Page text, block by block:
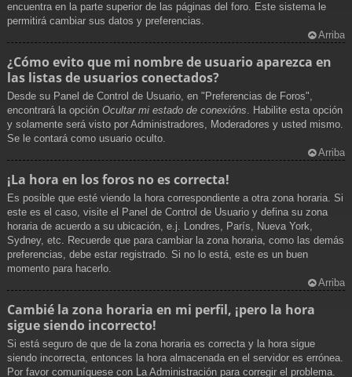
encuentra en la parte superior de las páginas del foro. Este sistema le
permitirá cambiar sus datos y preferencias.
Arriba
¿Cómo evito que mi nombre de usuario aparezca en
las listas de usuarios conectados?
Desde su Panel de Control de Usuario, en "Preferencias de Foros",
encontrará la opción Ocultar mi estado de conexións. Habilite esta opción
y solamente será visto por Administradores, Moderadores y usted mismo.
Se le contará como usuario oculto.
Arriba
¡La hora en los foros no es correcta!
Es posible que esté viendo la hora correspondiente a otra zona horaria. Si
este es el caso, visite el Panel de Control de Usuario y defina su zona
horaria de acuerdo a su ubicación, e.j. Londres, París, Nueva York,
Sydney, etc. Recuerde que para cambiar la zona horaria, como las demás
preferencias, debe estar registrado. Si no lo está, este es un buen
momento para hacerlo.
Arriba
Cambié la zona horaria en mi perfil, ¡pero la hora
sigue siendo incorrecto!
Si está seguro de que de la zona horaria es correcta y la hora sigue
siendo incorrecta, entonces la hora almacenada en el servidor es errónea.
Por favor comuníquese con La Administración para corregir el problema.